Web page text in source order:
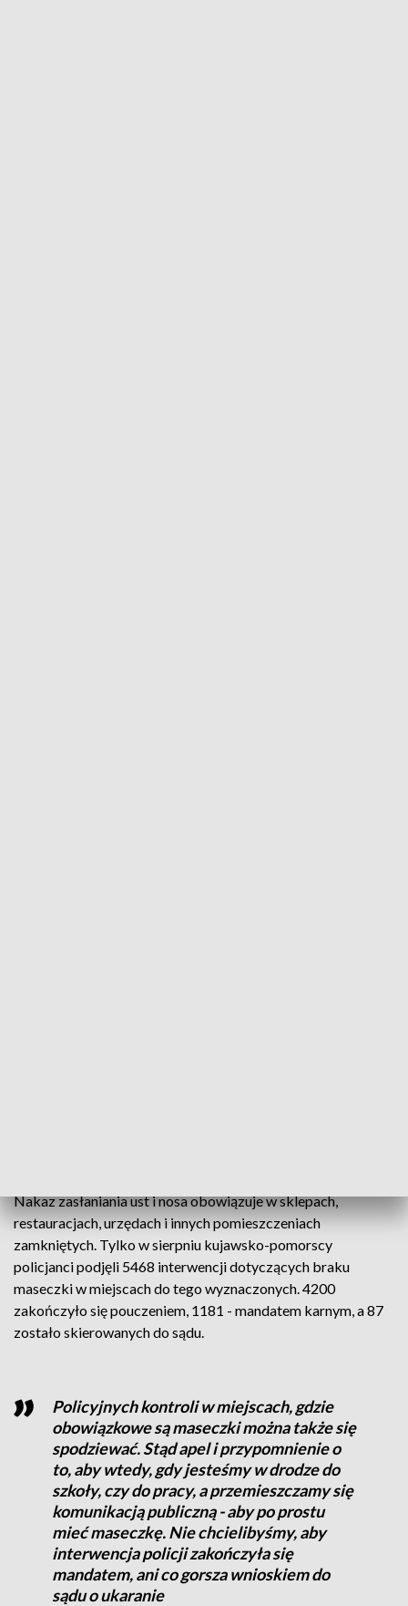
Nakaz zasłaniania ust i nosa obowiązuje w sklepach,
restauracjach, urzędach i innych pomieszczeniach
zamkniętych. Tylko w sierpniu kujawsko-pomorscy
policjanci podjęli 5468 interwencji dotyczących braku
maseczki w miejscach do tego wyznaczonych. 4200
zakończyło się pouczeniem, 1181 - mandatem karnym, a 87
zostało skierowanych do sądu.
Policyjnych kontroli w miejscach, gdzie
obowiązkowe są maseczki można także się
spodziewać. Stąd apel i przypomnienie o
to, aby wtedy, gdy jesteśmy w drodze do
szkoły, czy do pracy, a przemieszczamy się
komunikacją publiczną - aby po prostu
mieć maseczkę. Nie chcielibyśmy, aby
interwencja policji zakończyła się
mandatem, ani co gorsza wnioskiem do
sądu o ukaranie